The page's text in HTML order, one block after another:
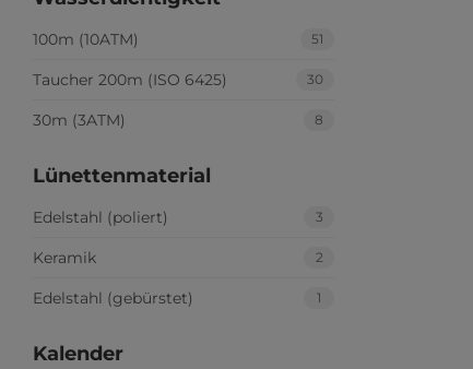
100m (10ATM) 51
Taucher 200m (ISO 6425) 30
30m (3ATM) 8
Lünettenmaterial
Edelstahl (poliert) 3
Keramik 2
Edelstahl (gebürstet) 1
Kalender